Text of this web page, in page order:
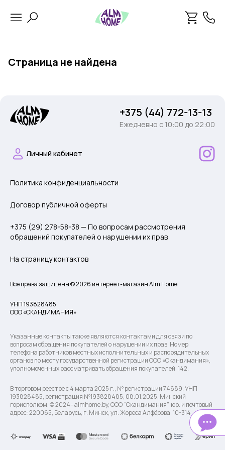
Страница не найдена
+375 (44) 772-13-13
Ежедневно c 10:00 до 22:00
Личный кабинет
Политика конфиденциальности
Договор публичной оферты
+375 (29) 278-58-38 — По вопросам рассмотрения
обращений покупателей о нарушении их прав
На страницу контактов
Все права защищены © 2026 интернет-магазин Alm Home.
УНП 193828485
ООО «СКАНДИМАНИЯ»
Указанные контакты также являются контактами для связи по
вопросам обращения покупателей о нарушении их прав. Номер
телефона работников местных исполнительных и распорядительных
органов по месту государственной регистрации ООО «Скандимания»,
уполномоченных рассматривать обращения покупателей: 142.
В торговом реестре с 4 марта 2025 г., № регистрации 74689, УНП
193828485, регистрация №193828485, 08.01.2025, Минский
горисполком. © 2024– almhome.by, ООО “Скандимания”, юр. и почтовый
адрес: 220065, Беларусь, г. Минск, ул. Жореса Алфёрова, 10-314